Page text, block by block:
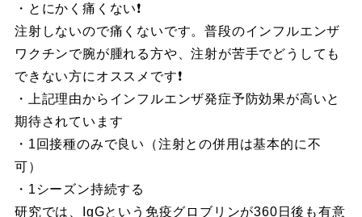
・とにかく痛くない❗️
注射しないので痛くないです。普段のインフルエンザ
ワクチンで腕が腫れる方や、注射が苦手でどうしても
できない方にオススメです❗️
・上記理由からインフルエンザ発症予防効果が高いと
期待されています
・1回接種のみで良い（注射との併用は基本的に不
可）
・1シーズン持続する
研究では、IgGという免疫グロブリンが360日後も有意